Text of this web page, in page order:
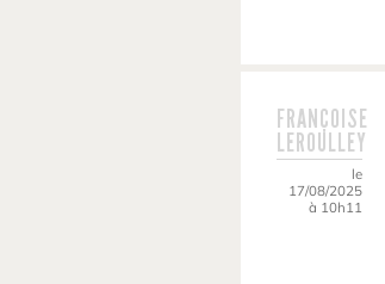
FRANÇOISE
LEROULLEY
le
17/08/2025
à 10h11